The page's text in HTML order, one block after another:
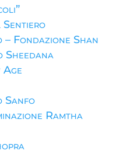
Sentiero
Fondazione Shan
Sheedana
Age
Sanfo
Ramtha